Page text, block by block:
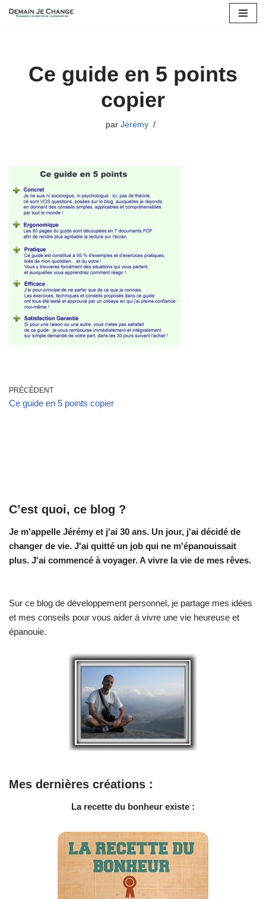
Ce guide en 5 points
copier
par Jérémy
PRÉCÉDENT
Ce guide en 5 points copier
C’est quoi, ce blog ?
Je m'appelle Jérémy et j'ai 30 ans. Un jour, j'ai décidé de
changer de vie. J'ai quitté un job qui ne m'épanouissait
plus. J'ai commencé à voyager. A vivre la vie de mes rêves.
Sur ce blog de développement personnel, je partage mes idées
et mes conseils pour vous aider à vivre une vie heureuse et
épanouie.
Mes dernières créations :
La recette du bonheur existe :